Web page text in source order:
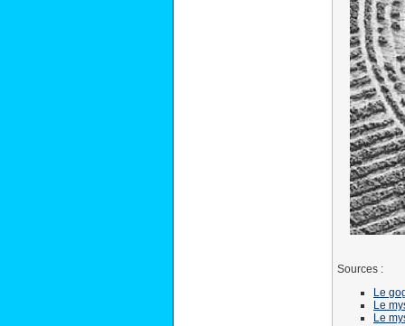
Sources :
Le
Le
Le